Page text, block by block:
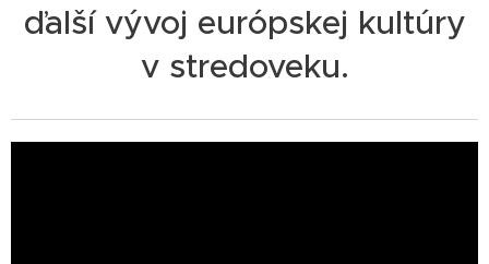
ďalší vývoj európskej kultúry
v stredoveku.